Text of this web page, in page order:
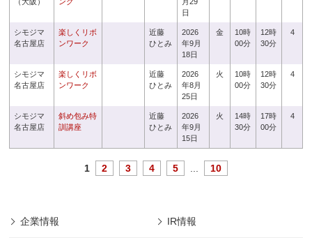
日
シモジマ
名古屋店
楽しくリボ
ンワーク
近藤
ひとみ
2026
年9月
18日
金
10時
00分
12時
30分
4
シモジマ
名古屋店
楽しくリボ
ンワーク
近藤
ひとみ
2026
年8月
25日
火
10時
00分
12時
30分
4
シモジマ
名古屋店
斜め包み特
訓講座
近藤
ひとみ
2026
年9月
15日
火
14時
30分
17時
00分
4
1 2 3 4 5 10
企業情報 IR情報